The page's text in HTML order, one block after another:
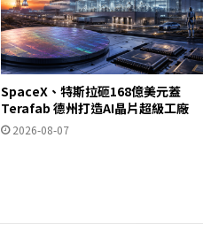
SpaceX、特斯拉砸168億美元蓋
Terafab 德州打造AI晶片超級工廠
2026-08-07